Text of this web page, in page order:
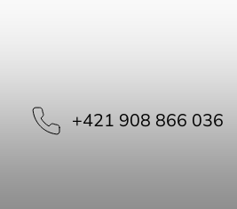
+421 908 866 036